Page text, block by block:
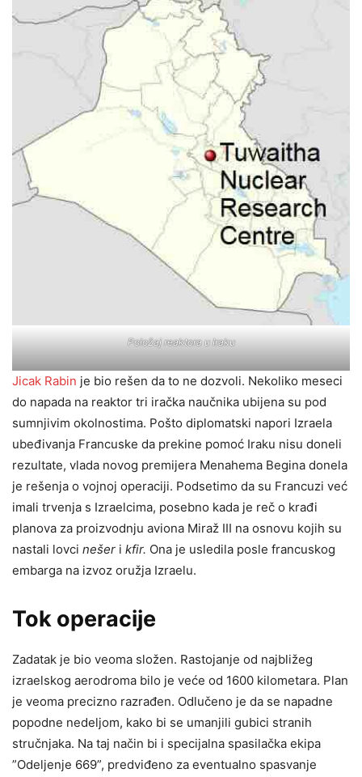
Položaj reaktora u Iraku
Jicak Rabin je bio rešen da to ne dozvoli. Nekoliko meseci
do napada na reaktor tri iračka naučnika ubijena su pod
sumnjivim okolnostima. Pošto diplomatski napori Izraela
ubeđivanja Francuske da prekine pomoć Iraku nisu doneli
rezultate, vlada novog premijera Menahema Begina donela
je rešenja o vojnoj operaciji. Podsetimo da su Francuzi već
imali trvenja s Izraelcima, posebno kada je reč o krađi
planova za proizvodnju aviona Miraž III na osnovu kojih su
nastali lovci nešer i kfir. Ona je usledila posle francuskog
embarga na izvoz oružja Izraelu.
Tok operacije
Zadatak je bio veoma složen. Rastojanje od najbližeg
izraelskog aerodroma bilo je veće od 1600 kilometara. Plan
je veoma precizno razrađen. Odlučeno je da se napadne
popodne nedeljom, kako bi se umanjili gubici stranih
stručnjaka. Na taj način bi i specijalna spasilačka ekipa
”Odeljenje 669”, predviđeno za eventualno spasvanje